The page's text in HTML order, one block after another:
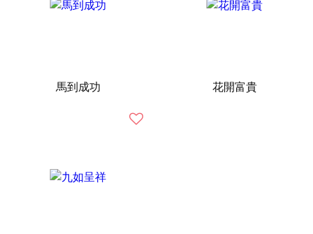
馬到成功 花開富貴